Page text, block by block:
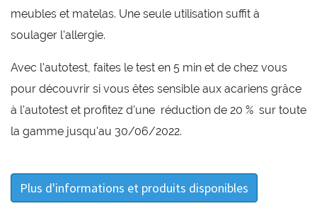
meubles et matelas. Une seule utilisation suffit à
soulager l'allergie.
Avec l'autotest, faites le test en 5 min et de chez vous
pour découvrir si vous êtes sensible aux acariens grâce
à l'autotest et profitez d'une réduction de 20 % sur toute
la gamme jusqu'au 30/06/2022.
Plus d'informations et produits disponibles